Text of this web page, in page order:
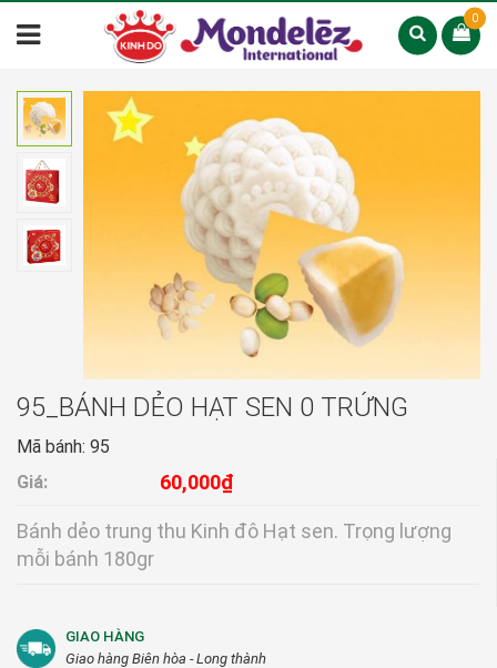
0
95_BÁNH DẺO HẠT SEN 0 TRỨNG
Mã bánh: 95
Giá:
60,000₫
Bánh dẻo trung thu Kinh đô Hạt sen. Trọng lượng
mỗi bánh 180gr
GIAO HÀNG
Giao hàng Biên hòa - Long thành